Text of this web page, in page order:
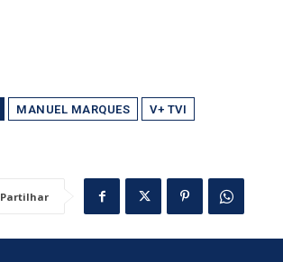
MANUEL MARQUES V+ TVI
Partilhar